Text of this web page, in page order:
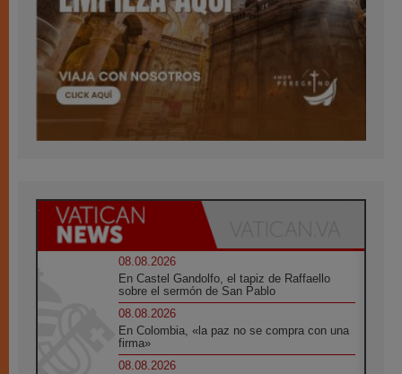
08.08.2026
En Castel Gandolfo, el tapiz de Raffaello
sobre el sermón de San Pablo
08.08.2026
En Colombia, «la paz no se compra con una
firma»
08.08.2026